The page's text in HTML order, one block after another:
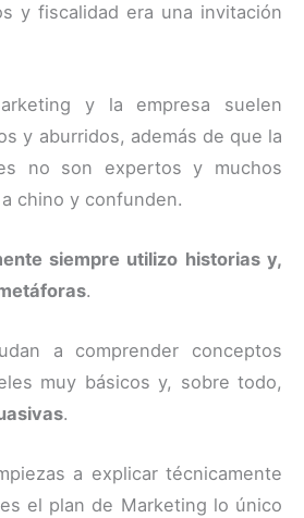
y fiscalidad era una invitación
y la empresa suelen
y aburridos, además de que la
no son expertos y muchos
chino y confunden.
siempre utilizo historias y,
.
a comprender conceptos
muy básicos y, sobre todo,
.
a explicar técnicamente
el plan de Marketing lo único